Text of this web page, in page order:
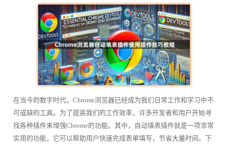
在当今的数字时代，Chrome浏览器已经成为我们日常工作和学习中不
可或缺的工具。为了提高我们的工作效率，许多开发者和用户开始寻
找各种插件来增强Chrome的功能。其中，自动填表插件就是一项非常
实用的功能，它可以帮助用户快速完成表单填写，节省大量时间。下